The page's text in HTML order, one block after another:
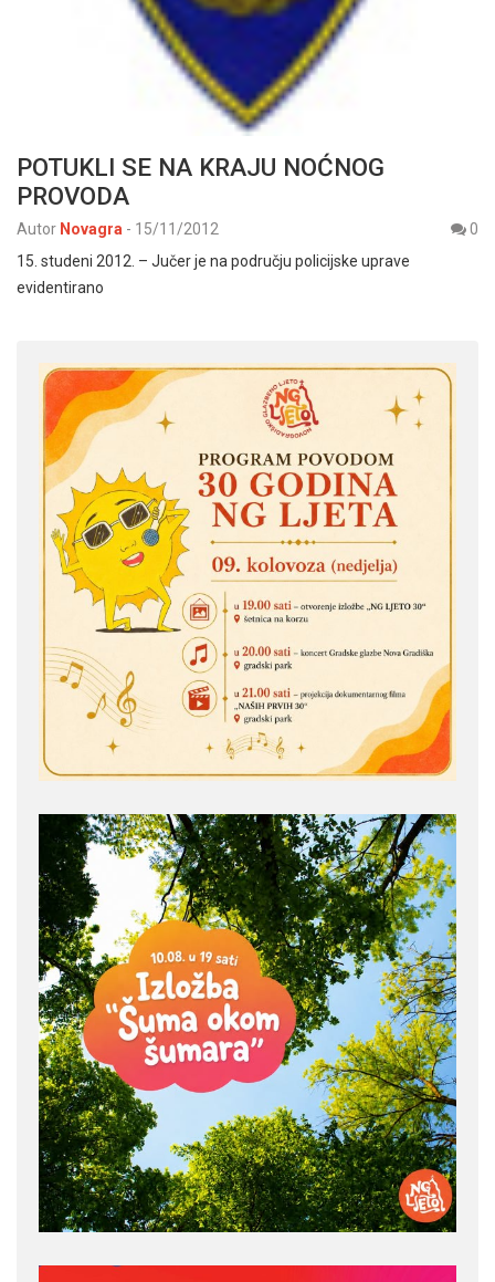
POTUKLI SE NA KRAJU NOĆNOG
PROVODA
Autor Novagra - 15/11/2012
0
15. studeni 2012. – Jučer je na području policijske uprave
evidentirano